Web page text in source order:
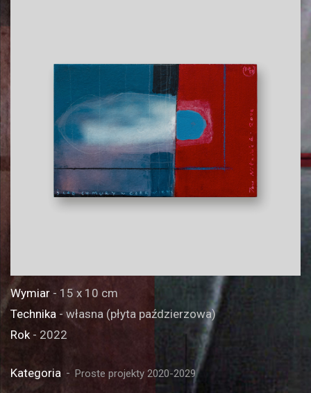
Wymiar - 15 x 10 cm
Technika - własna (płyta paździerzowa)
Rok- 2022
Kategoria Proste projekty 2020-2029